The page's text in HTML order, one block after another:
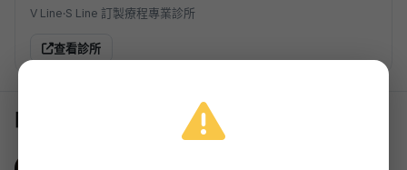
V Line·S Line 訂製療程專業診所
查看診所